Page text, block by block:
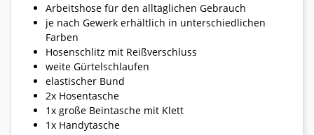
Arbeitshose für den alltäglichen Gebrauch
je nach Gewerk erhältlich in unterschiedlichen
Farben
Hosenschlitz mit Reißverschluss
weite Gürtelschlaufen
elastischer Bund
2x Hosentasche
1x große Beintasche mit Klett
1x Handytasche